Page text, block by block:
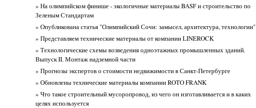
» На олимпийском финише - экологичные материалы BASF и строительство по
Зеленым Стандартам
» Опубликована статья "Олимпийский Сочи: замысел, архитектура, технологии"
» Представляем технические материалы от компании LINEROCK
» Технологические схемы возведения одноэтажных промышленных зданий.
Выпуск II. Монтаж надземной части
» Прогнозы экспертов о стоимости недвижимости в Санкт-Петербурге
» Обновлены технические материалы компании ROTO FRANK
» Что такое строительный мусоропровод, из чего он изготавливается и в каких
целях используется